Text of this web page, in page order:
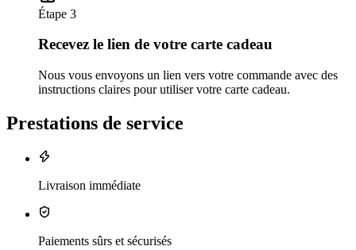
Étape 3
Recevez le lien de votre carte cadeau
Nous vous envoyons un lien vers votre commande avec des
instructions claires pour utiliser votre carte cadeau.
Prestations de service
Livraison immédiate
Paiements sûrs et sécurisés